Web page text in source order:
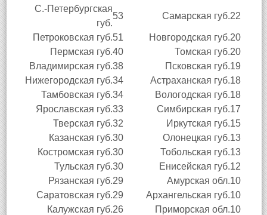
С.-Петербургская
губ.
53 Самарская губ.22
Петроковская губ.51 Новгородская губ.20
Пермская губ.40 Томская губ.20
Владимирская губ.38 Псковская губ.19
Нижегородская губ.34 Астраханская губ.18
Тамбовская губ.34 Вологодская губ.18
Ярославская губ.33 Симбирская губ.17
Тверская губ.32 Иркутская губ.15
Казанская губ.30 Олонецкая губ.13
Костромская губ.30 Тобольская губ.13
Тульская губ.30 Енисейская губ.12
Рязанская губ.29 Амурская обл.10
Саратовская губ.29 Архангельская губ.10
Калужская губ.26 Приморская обл.10